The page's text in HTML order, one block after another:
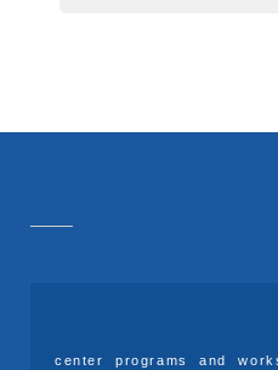
center programs and